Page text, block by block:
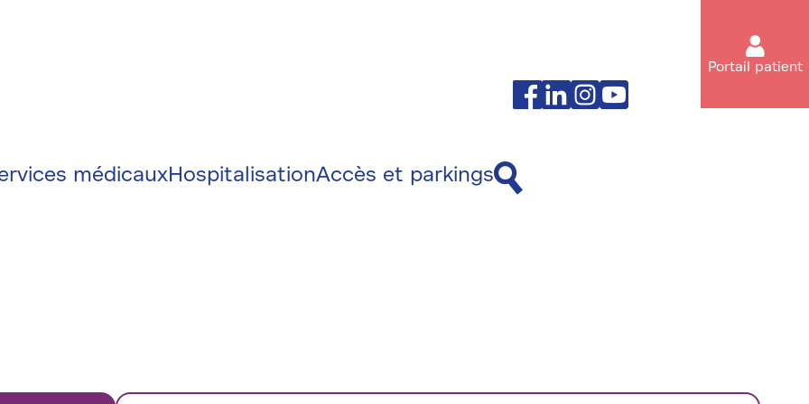
Facebook
LinkedinInstagram
Youtube
Portail patient
médicauxHospitalisationAccès et parkings